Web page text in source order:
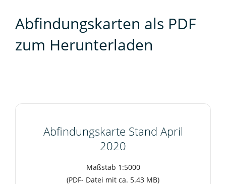
Abfindungskarten als PDF
zum Herunterladen
Abfindungskarte Stand April
2020
Maßstab 1:5000
(PDF- Datei mit ca. 5.43 MB)